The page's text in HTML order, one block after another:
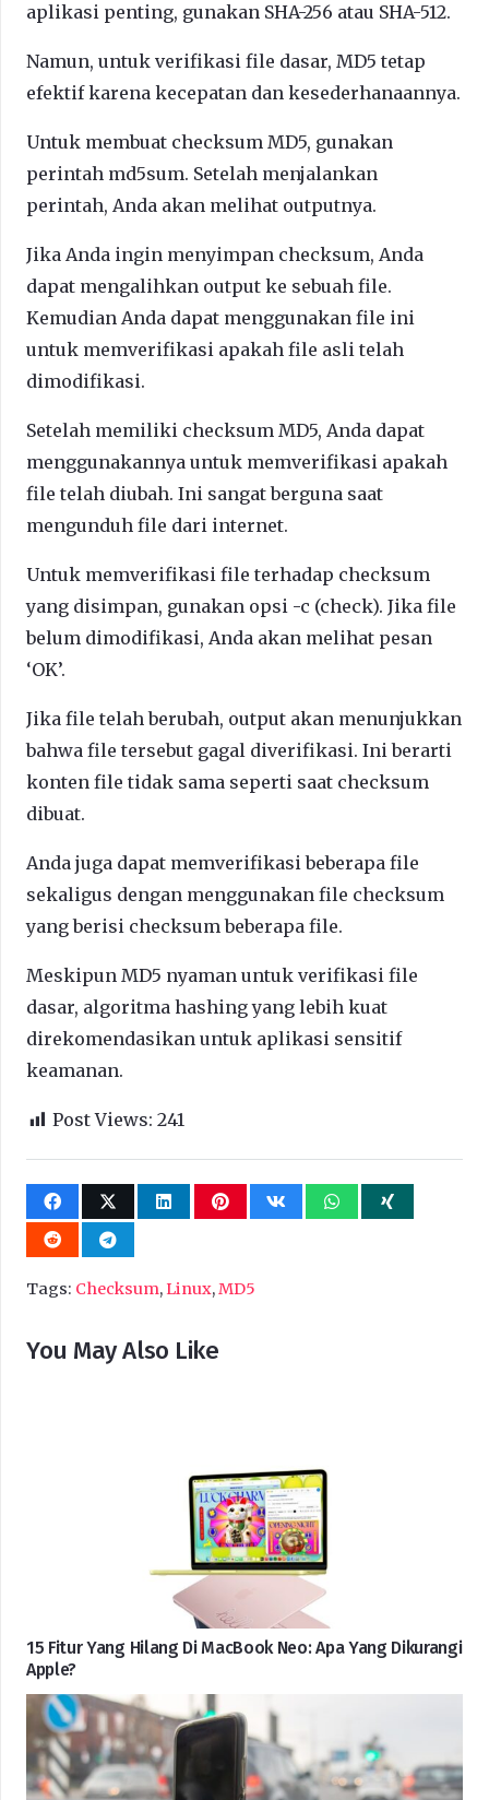
aplikasi penting, gunakan SHA-256 atau SHA-512.
Namun, untuk verifikasi file dasar, MD5 tetap
efektif karena kecepatan dan kesederhanaannya.
Untuk membuat checksum MD5, gunakan
perintah md5sum. Setelah menjalankan
perintah, Anda akan melihat outputnya.
Jika Anda ingin menyimpan checksum, Anda
dapat mengalihkan output ke sebuah file.
Kemudian Anda dapat menggunakan file ini
untuk memverifikasi apakah file asli telah
dimodifikasi.
Setelah memiliki checksum MD5, Anda dapat
menggunakannya untuk memverifikasi apakah
file telah diubah. Ini sangat berguna saat
mengunduh file dari internet.
Untuk memverifikasi file terhadap checksum
yang disimpan, gunakan opsi -c (check). Jika file
belum dimodifikasi, Anda akan melihat pesan
‘OK’.
Jika file telah berubah, output akan menunjukkan
bahwa file tersebut gagal diverifikasi. Ini berarti
konten file tidak sama seperti saat checksum
dibuat.
Anda juga dapat memverifikasi beberapa file
sekaligus dengan menggunakan file checksum
yang berisi checksum beberapa file.
Meskipun MD5 nyaman untuk verifikasi file
dasar, algoritma hashing yang lebih kuat
direkomendasikan untuk aplikasi sensitif
keamanan.
Post Views: 241
Tags: Checksum,Linux,MD5
You May Also Like
15 Fitur Yang Hilang Di MacBook Neo: Apa Yang Dikurangi
Apple?